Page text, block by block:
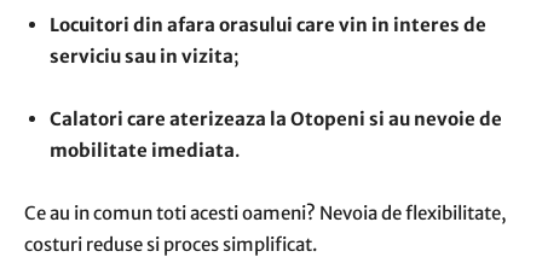
Locuitori din afara orasului care vin in interes de
serviciu sau in vizita;
Calatori care aterizeaza la Otopeni si au nevoie de
mobilitate imediata.
Ce au in comun toti acesti oameni? Nevoia de flexibilitate,
costuri reduse si proces simplificat.